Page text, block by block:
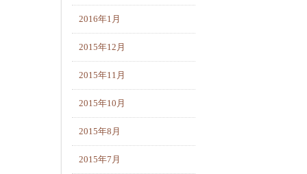
2016年1月
2015年12月
2015年11月
2015年10月
2015年8月
2015年7月